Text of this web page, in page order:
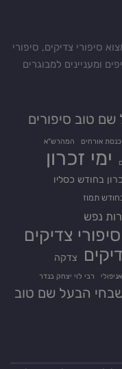
סיפורי צדיקים, סיפורי
ומעניינים למבוגרים
שם טוב סיפורים
אורחים המהרש"א
ימי זכרון
בחודש כסליו
תמוז
נפש
סיפורי צדיקים
צדקה
רבי לוי יצחק בנדר
הבעל שם טוב